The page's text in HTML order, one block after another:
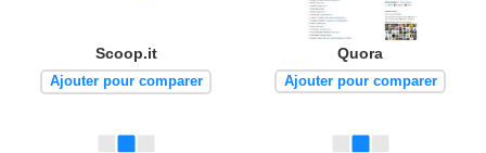
Scoop.it
Ajouter pour comparer
Quora
Ajouter pour comparer